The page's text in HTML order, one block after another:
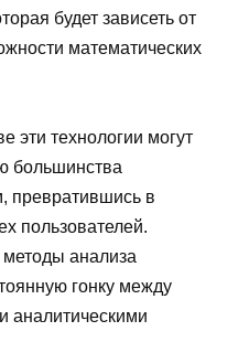
будет зависеть от
математических
эти технологии могут
большинства
превратившись в
пользователей.
анализа
гонку между
аналитическими